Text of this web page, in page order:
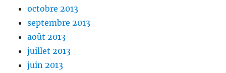
octobre 2013
septembre 2013
août 2013
juillet 2013
juin 2013